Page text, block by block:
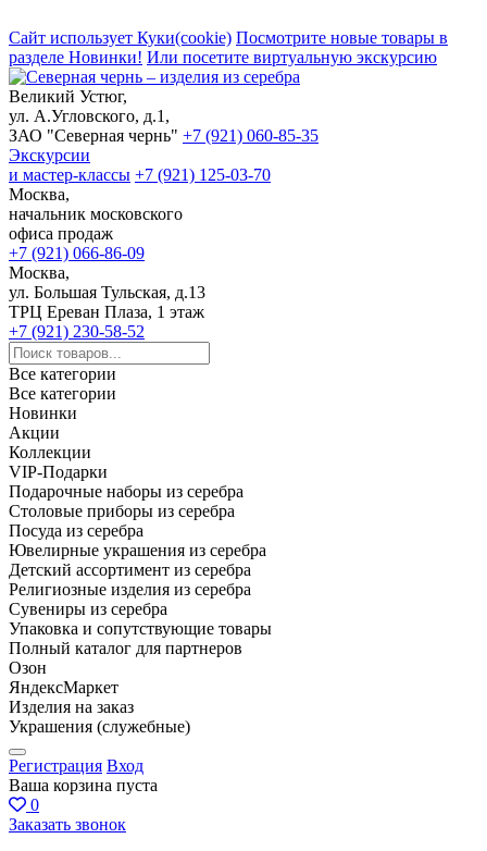
Сайт использует Куки(cookie) Посмотрите новые товары в
разделе Новинки! Или посетите виртуальную экскурсию
Великий Устюг,
ул. А.Угловского, д.1,
ЗАО "Северная чернь" +7 (921) 060-85-35
Экскурсии
и мастер-классы +7 (921) 125-03-70
Москва,
начальник московского
офиса продаж
+7 (921) 066-86-09
Москва,
ул. Большая Тульская, д.13
ТРЦ Ереван Плаза, 1 этаж
+7 (921) 230-58-52
Все категории
Все категории
Новинки
Акции
Коллекции
VIP-Подарки
Подарочные наборы из серебра
Столовые приборы из серебра
Посуда из серебра
Ювелирные украшения из серебра
Детский ассортимент из серебра
Религиозные изделия из серебра
Сувениры из серебра
Упаковка и сопутствующие товары
Полный каталог для партнеров
Озон
ЯндексМаркет
Изделия на заказ
Украшения (служебные)
Регистрация Вход
Ваша корзина пуста
0
Заказать звонок